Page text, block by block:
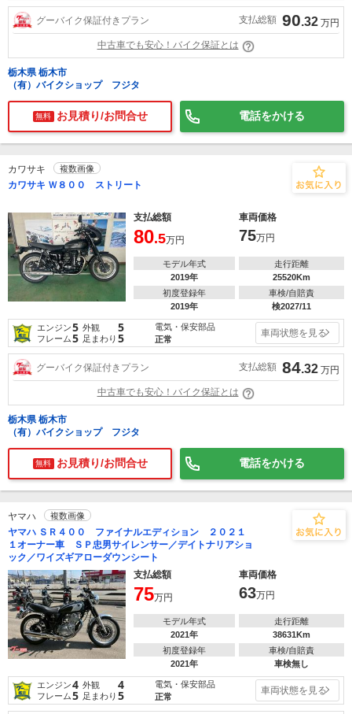
グーバイク保証付きプラン 支払総額 90.32 万円
中古車でも安心！バイク保証とは
栃木県 栃木市
（有）バイクショップ フジタ
無料 お見積り/お問合せ 電話をかける
カワサキ 複数画像
カワサキ Ｗ８００ ストリート
支払総額 車両価格
80.5万円 75万円
モデル年式
2019年
走行距離
25520Km
初度登録年
2019年
車検/自賠責
検2027/11
エンジン5 外観 5
フレーム5 足まわり 5
電気・保安部品
正常
車両状態を見る
グーバイク保証付きプラン 支払総額 84.32 万円
中古車でも安心！バイク保証とは
栃木県 栃木市
（有）バイクショップ フジタ
無料 お見積り/お問合せ 電話をかける
ヤマハ 複数画像
ヤマハ ＳＲ４００ ファイナルエディション ２０２１
１オーナー車 ＳＰ忠男サイレンサー／デイトナリアショ
ック／ワイズギアローダウンシート
支払総額
車両価格
75万円 63万円
モデル年式
2021年
走行距離
38631Km
初度登録年
2021年
車検/自賠責
車検無し
エンジン4 外観 4
フレーム5 足まわり 5
電気・保安部品
正常
車両状態を見る